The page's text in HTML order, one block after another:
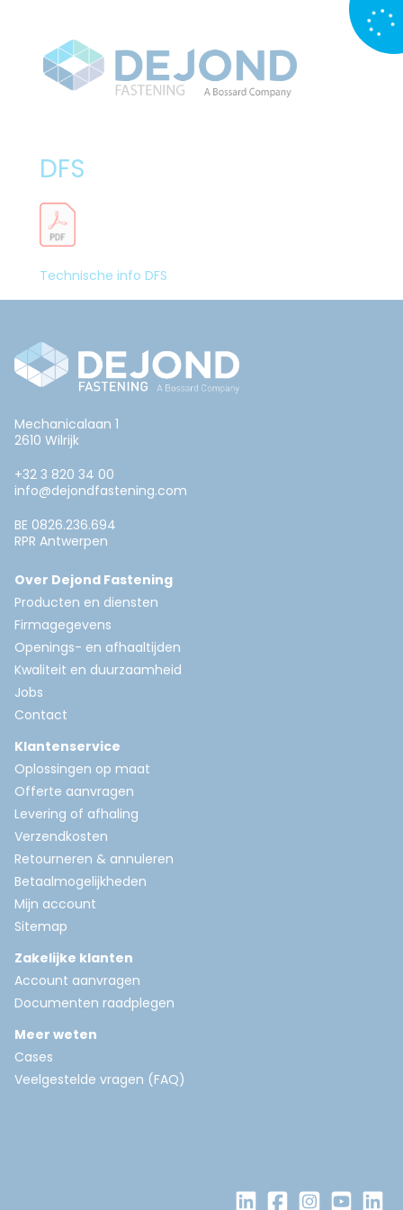
DFS
Technische info DFS
Mechanicalaan 1
2610 Wilrijk
+32 3 820 34 00
info@dejondfastening.com
BE 0826.236.694
RPR Antwerpen
Over Dejond Fastening
Producten en diensten
Firmagegevens
Openings- en afhaaltijden
Kwaliteit en duurzaamheid
Jobs
Contact
Klantenservice
Oplossingen op maat
Offerte aanvragen
Levering of afhaling
Verzendkosten
Retourneren & annuleren
Betaalmogelijkheden
Mijn account
Sitemap
Zakelijke klanten
Account aanvragen
Documenten raadplegen
Meer weten
Cases
Veelgestelde vragen (FAQ)